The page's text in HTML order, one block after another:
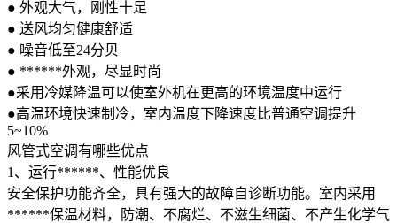
● 外观大气，刚性十足
● 送风均匀健康舒适
● 噪音低至24分贝
● ******外观，尽显时尚
●采用冷媒降温可以使室外机在更高的环境温度中运行
●高温环境快速制冷，室内温度下降速度比普通空调提升
5~10%
风管式空调有哪些优点
1、运行******、性能优良
安全保护功能齐全，具有强大的故障自诊断功能。室内采用
******保温材料，防潮、不腐烂、不滋生细菌、不产生化学气